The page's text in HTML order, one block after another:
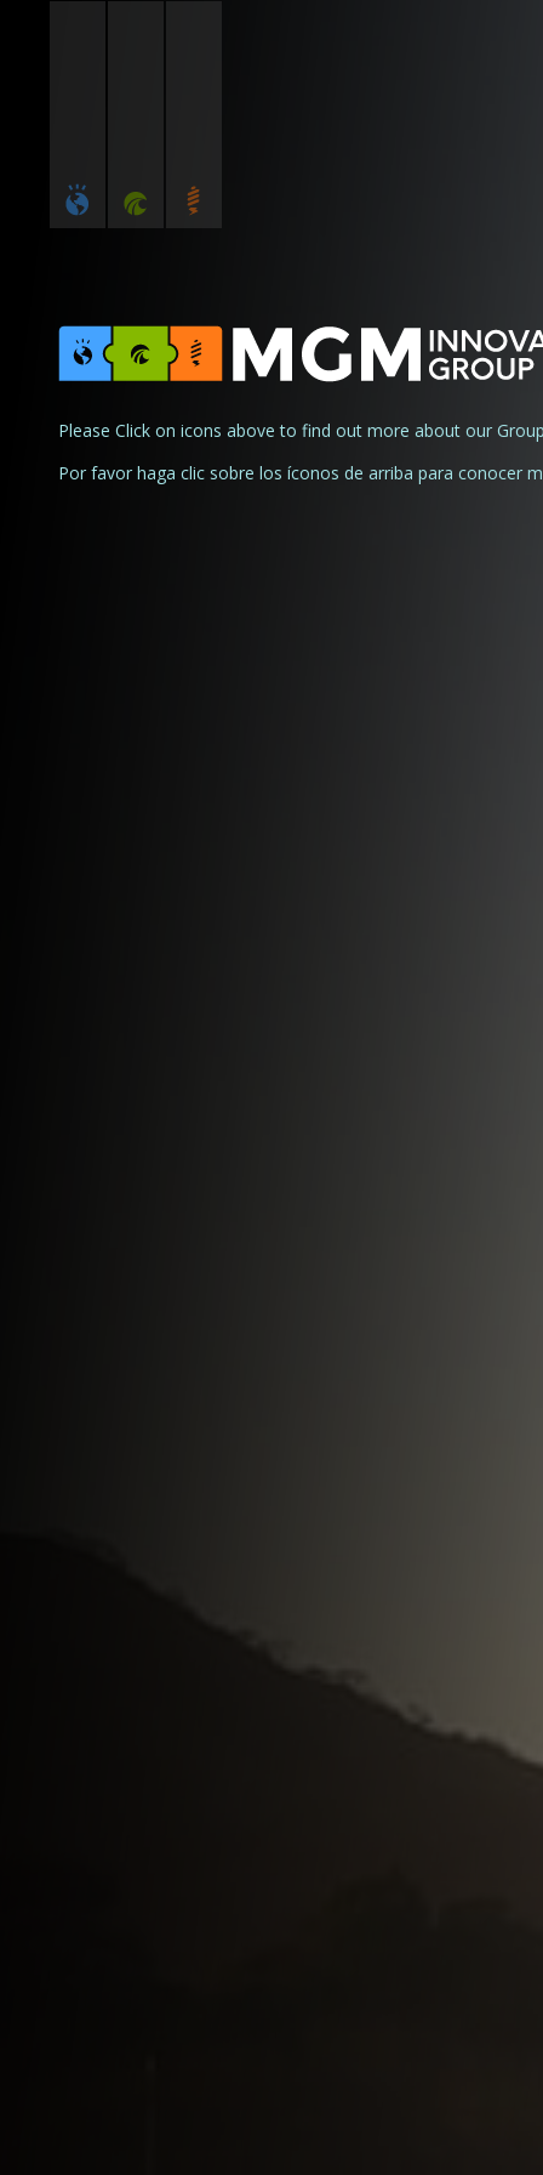
Please Click on icons above to find out more about our
Por favor haga clic sobre los íconos de arriba para conocer